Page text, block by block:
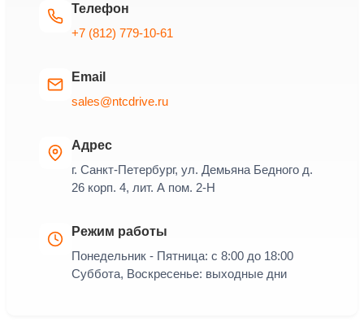
Телефон
+7 (812) 779-10-61
Email
sales@ntcdrive.ru
Адрес
г. Санкт-Петербург, ул. Демьяна Бедного д.
26 корп. 4, лит. А пом. 2-Н
Режим работы
Понедельник - Пятница: с 8:00 до 18:00
Суббота, Воскресенье: выходные дни